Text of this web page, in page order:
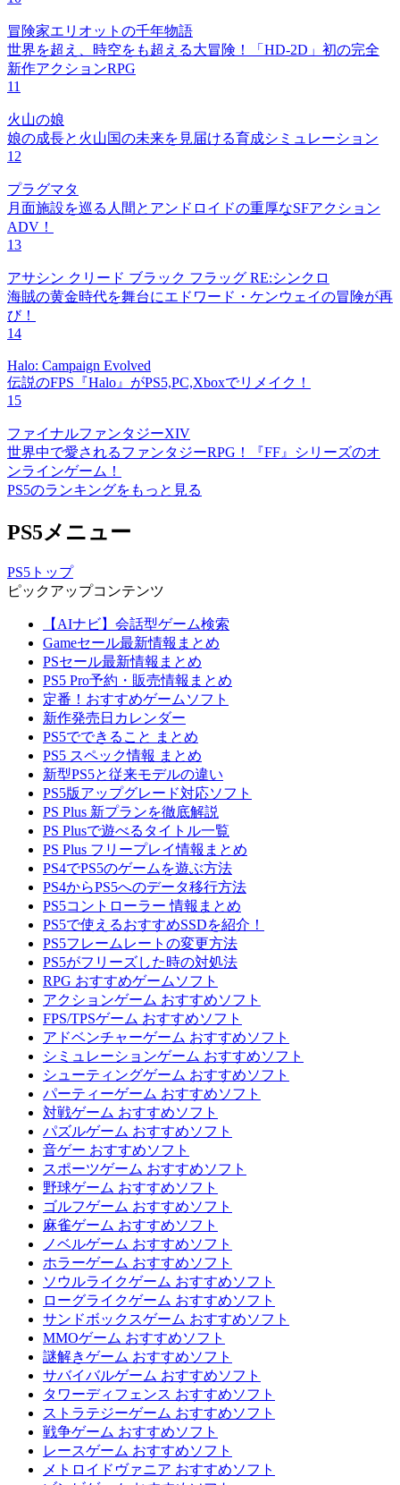
冒険家エリオットの千年物語
世界を超え、時空をも超える大冒険！「HD-2D」初の完全
新作アクションRPG
11
火山の娘
娘の成長と火山国の未来を見届ける育成シミュレーション
12
プラグマタ
月面施設を巡る人間とアンドロイドの重厚なSFアクション
ADV！
13
アサシン クリード ブラック フラッグ RE:シンクロ
海賊の黄金時代を舞台にエドワード・ケンウェイの冒険が再
び！
14
Halo: Campaign Evolved
伝説のFPS『Halo』がPS5,PC,Xboxでリメイク！
15
ファイナルファンタジーXIV
世界中で愛されるファンタジーRPG！『FF』シリーズのオ
ンラインゲーム！
PS5のランキングをもっと見る
PS5メニュー
PS5トップ
ピックアップコンテンツ
【AIナビ】会話型ゲーム検索
Gameセール最新情報まとめ
PSセール最新情報まとめ
PS5 Pro予約・販売情報まとめ
定番！おすすめゲームソフト
新作発売日カレンダー
PS5でできること まとめ
PS5 スペック情報 まとめ
新型PS5と従来モデルの違い
PS5版アップグレード対応ソフト
PS Plus 新プランを徹底解説
PS Plusで遊べるタイトル一覧
PS Plus フリープレイ情報まとめ
PS4でPS5のゲームを遊ぶ方法
PS4からPS5へのデータ移行方法
PS5コントローラー 情報まとめ
PS5で使えるおすすめSSDを紹介！
PS5フレームレートの変更方法
PS5がフリーズした時の対処法
RPG おすすめゲームソフト
アクションゲーム おすすめソフト
FPS/TPSゲーム おすすめソフト
アドベンチャーゲーム おすすめソフト
シミュレーションゲーム おすすめソフト
シューティングゲーム おすすめソフト
パーティーゲーム おすすめソフト
対戦ゲーム おすすめソフト
パズルゲーム おすすめソフト
音ゲー おすすめソフト
スポーツゲーム おすすめソフト
野球ゲーム おすすめソフト
ゴルフゲーム おすすめソフト
麻雀ゲーム おすすめソフト
ノベルゲーム おすすめソフト
ホラーゲーム おすすめソフト
ソウルライクゲーム おすすめソフト
ローグライクゲーム おすすめソフト
サンドボックスゲーム おすすめソフト
MMOゲーム おすすめソフト
謎解きゲーム おすすめソフト
サバイバルゲーム おすすめソフト
タワーディフェンス おすすめソフト
ストラテジーゲーム おすすめソフト
戦争ゲーム おすすめソフト
レースゲーム おすすめソフト
メトロイドヴァニア おすすめソフト